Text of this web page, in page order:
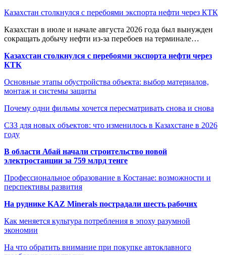
Казахстан столкнулся с перебоями экспорта нефти через КТК
Казахстан в июле и начале августа 2026 года был вынужден
сокращать добычу нефти из-за перебоев на терминале…
Казахстан столкнулся с перебоями экспорта нефти через
КТК
Основные этапы обустройства объекта: выбор материалов,
монтаж и системы защиты
Почему одни фильмы хочется пересматривать снова и снова
СЗЗ для новых объектов: что изменилось в Казахстане в 2026
году
В области Абай начали строительство новой
электростанции за 759 млрд тенге
Профессиональное образование в Костанае: возможности и
перспективы развития
На руднике KAZ Minerals пострадали шесть рабочих
Как меняется культура потребления в эпоху разумной
экономии
На что обратить внимание при покупке автоклавного